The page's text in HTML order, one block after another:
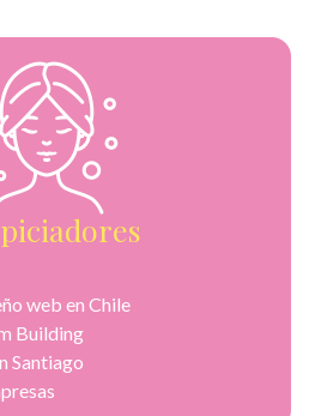
web en Chile
Building
Santiago